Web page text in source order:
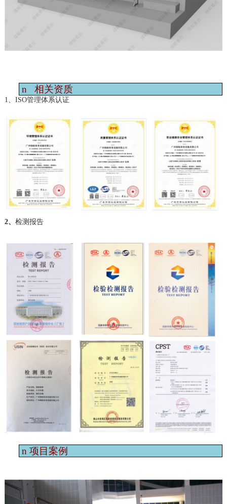
n 相关资质
1、ISO管理体系认证
2、 检测报告
n 项目案例